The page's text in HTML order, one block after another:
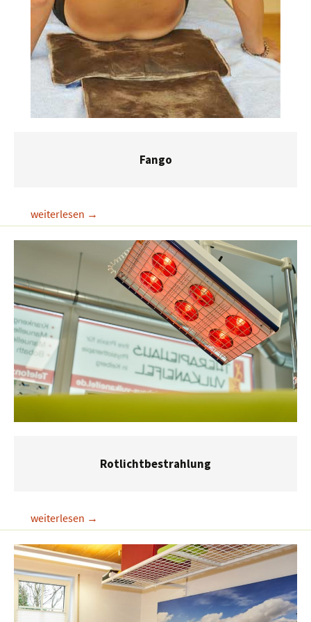
Fango
Fango
weiterlesen →
Rotlichtbestrahlung
Rotlichtbestrahlung
weiterlesen →